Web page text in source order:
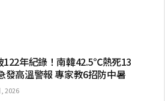
122年紀錄！南韓42.5℃熱死13
發高溫警報 專家教6招防中暑
, 2026